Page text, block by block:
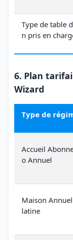
Type de table
n pris en
6. Plan
Wizard
Type de
Accueil
o Annuel
Maison Annuel
latine